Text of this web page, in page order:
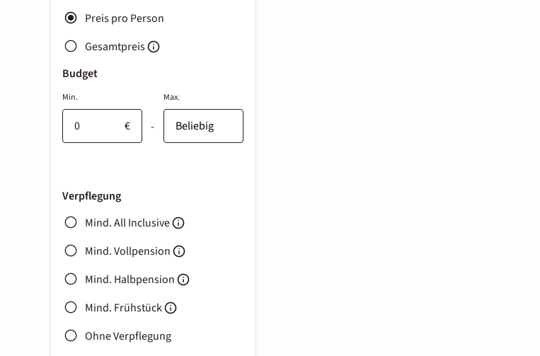
Preis pro Person
Gesamtpreis
Budget
Min.
€ -
Max.
Verpflegung
Mind. All Inclusive
Mind. Vollpension
Mind. Halbpension
Mind. Frühstück
Ohne Verpflegung